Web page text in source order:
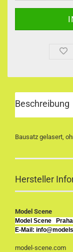
Beschreibung
Bausatz gelasert,
Hersteller
Model Scene
Model Scene
E-Mail:
model-scene.com